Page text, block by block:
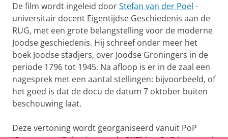
De film wordt ingeleid doorStefan van der Poel -
universitair docent Eigentijdse Geschiedenis aan de
RUG, met een grote belangstelling voor de moderne
Joodse geschiedenis. Hij schreef onder meer het
boek Joodse stadjers, over Joodse Groningers in de
periode 1796 tot 1945. Na afloop is er in de zaal een
nagesprek met een aantal stellingen: bijvoorbeeld, of
het goed is dat de docu de datum 7 oktober buiten
beschouwing laat.
Deze vertoning wordt georganiseerd vanuit PoP